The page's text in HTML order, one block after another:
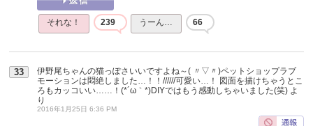
それな！ 239 うーん… 66
33
伊野尾ちゃんの猫っぽさいいですよね～( 〃▽〃)ペットショップラブ
モーションは悶絶しました…！！//////可愛い…！ 図面を描けちゃうとこ
ろもカッコいい……！(*´ω｀*)DIYではもう感動しちゃいました(笑) よ
り
2016年1月25日 6:36 PM